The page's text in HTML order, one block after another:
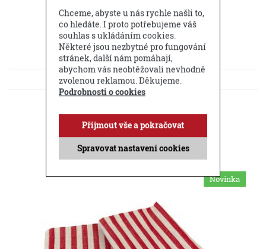
KE STAŽENÍ
Příbuzné produkty
Novinka
Chceme, abyste u nás rychle našli to,
co hledáte. I proto potřebujeme váš
souhlas s ukládáním cookies.
Některé jsou nezbytné pro fungování
stránek, další nám pomáhají,
abychom vás neobtěžovali nevhodně
zvolenou reklamou. Děkujeme.
Podrobnosti o cookies
Spravovat nastavení cookies
Přijmout vše a pokračovat